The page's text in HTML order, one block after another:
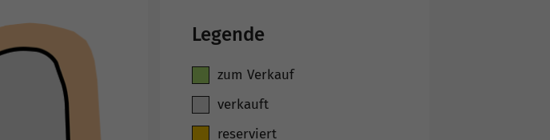
Legende
zum Verkauf
verkauft
reserviert